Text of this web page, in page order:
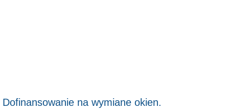
Dofinansowanie na wymiane okien.